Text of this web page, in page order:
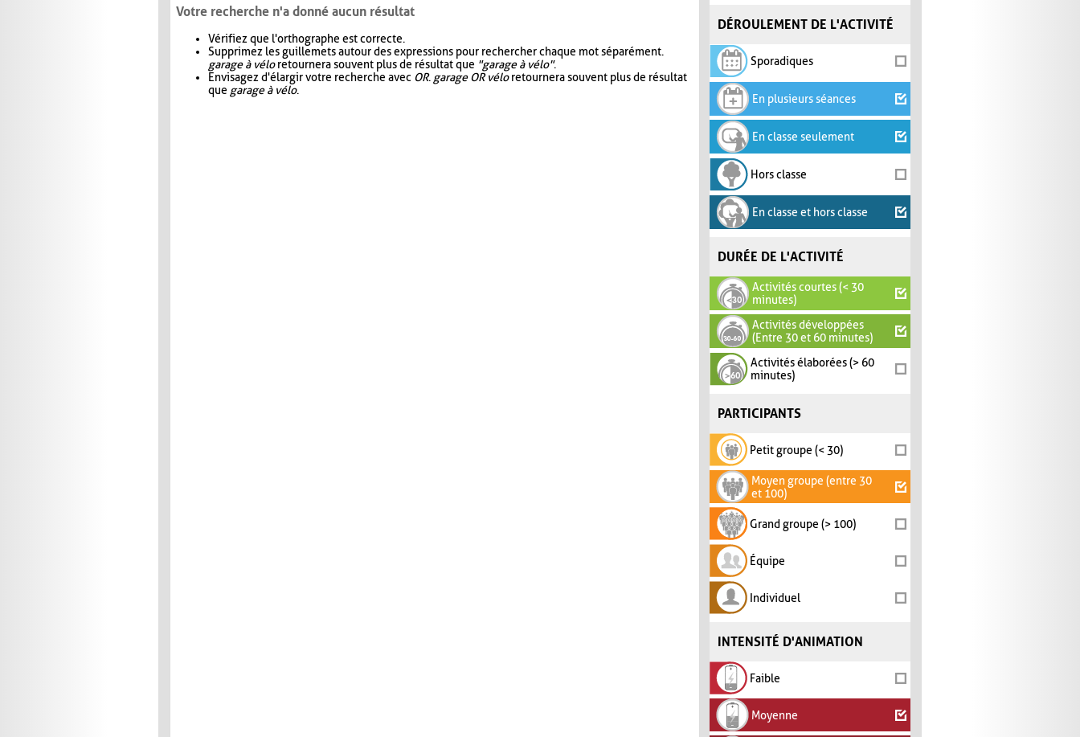
DÉROULEMENT DE L'ACTIVITÉ
Sporadiques
En plusieurs séances
En classe seulement
Hors classe
En classe et hors classe
DURÉE DE L'ACTIVITÉ
Activités courtes (< 30
minutes)
Activités développées
(Entre 30 et 60 minutes)
Activités élaborées (> 60
minutes)
PARTICIPANTS
Petit groupe (< 30)
Moyen groupe (entre 30
et 100)
Grand groupe (> 100)
Équipe
Individuel
INTENSITÉ D'ANIMATION
Faible
Moyenne
Votre recherche n'a donné aucun résultat
Vérifiez que l'orthographe est correcte.
Supprimez les guillemets autour des expressions pour rechercher chaque mot séparément.
garage à véloretournera souvent plus de résultat que "garage à vélo".
Envisagez d'élargir votre recherche avec OR. garage OR véloretournera souvent plus de résultat
que garage à vélo.